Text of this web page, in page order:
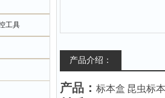
工具
产品介绍：
产品： 标本盒 昆虫标